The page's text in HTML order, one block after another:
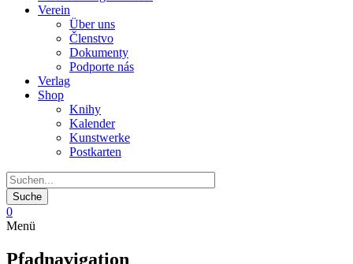
Verein
Über uns
Členstvo
Dokumenty
Podporte nás
Verlag
Shop
Knihy
Kalender
Kunstwerke
Postkarten
0
Menü
Pfadnavigation